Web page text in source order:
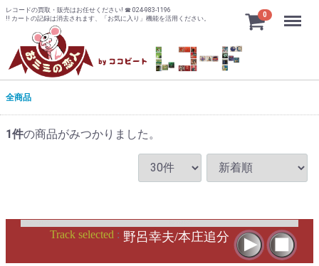
レコードの買取・販売はお任せください! ☎ 024-983-1196
!! カートの記録は消去されます、「お気に入り」機能を活用ください。
0 Menu
全商品
1件の商品がみつかりました。
Track selected : 野呂幸夫/本庄追分